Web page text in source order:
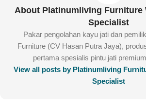
About Platinumliving Furniture
Specialist
Pakar pengolahan kayu jati dan
Furniture (CV Hasan Putra Jaya),
pertama spesialis pintu jati
View all posts by Platinumliving
Specialist